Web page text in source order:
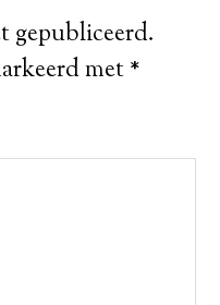
gepubliceerd.
met*